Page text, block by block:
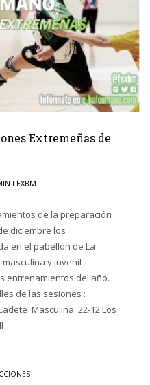
Extremeñas de
FEXBM
de la preparación
diciembre los
en el pabellón de La
y juvenil
entrenamientos del año.
de las sesiones :
12 Los